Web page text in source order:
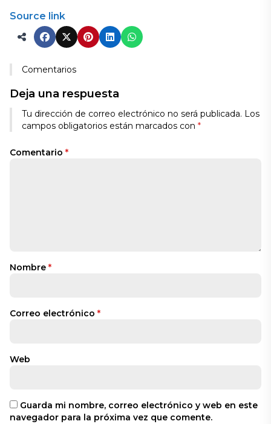
Source link
Comentarios
Deja una respuesta
Tu dirección de correo electrónico no será publicada. Los
campos obligatorios están marcados con *
Comentario *
Nombre *
Correo electrónico *
Web
Guarda mi nombre, correo electrónico y web en este
navegador para la próxima vez que comente.